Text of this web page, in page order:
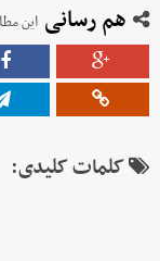
هم رسانی این
کلمات کلیدی: